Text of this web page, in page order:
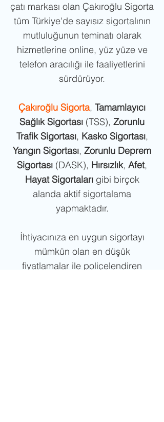
çatı markası olan Çakıroğlu Sigorta
tüm Türkiye'de sayısız sigortalının
mutluluğunun teminatı olarak
hizmetlerine online, yüz yüze ve
telefon aracılığı ile faaliyetlerini
sürdürüyor.
Çakıroğlu Sigorta, Tamamlayıcı
Sağlık Sigortası (TSS), Zorunlu
Trafik Sigortası, Kasko Sigortası,
Yangın Sigortası, Zorunlu Deprem
Sigortası (DASK), Hırsızlık, Afet,
Hayat Sigortalarıgibi birçok
alanda aktif sigortalama
yapmaktadır.
İhtiyacınıza en uygun sigortayı
mümkün olan en düşük
fiyatlamalar ile poliçelendiren